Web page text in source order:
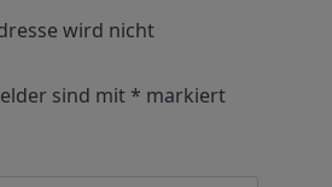
wird nicht
sind mit* markiert